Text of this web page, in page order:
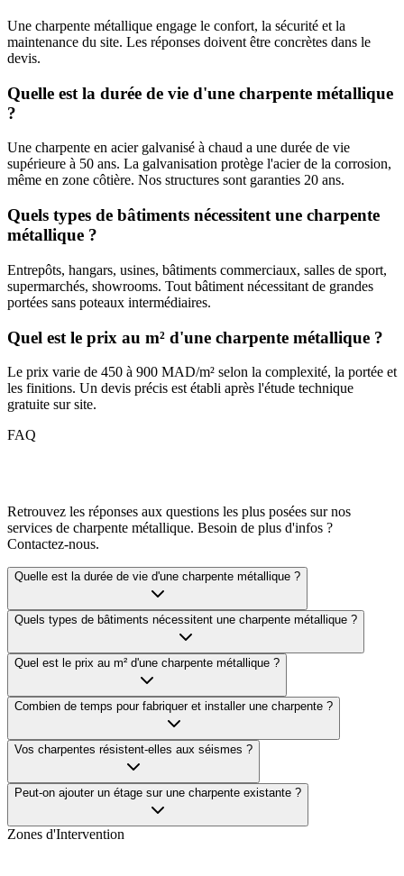
Une charpente métallique engage le confort, la sécurité et la
maintenance du site. Les réponses doivent être concrètes dans le
devis.
Quelle est la durée de vie d'une charpente métallique
?
Une charpente en acier galvanisé à chaud a une durée de vie
supérieure à 50 ans. La galvanisation protège l'acier de la corrosion,
même en zone côtière. Nos structures sont garanties 20 ans.
Quels types de bâtiments nécessitent une charpente
métallique ?
Entrepôts, hangars, usines, bâtiments commerciaux, salles de sport,
supermarchés, showrooms. Tout bâtiment nécessitant de grandes
portées sans poteaux intermédiaires.
Quel est le prix au m² d'une charpente métallique ?
Le prix varie de 450 à 900 MAD/m² selon la complexité, la portée et
les finitions. Un devis précis est établi après l'étude technique
gratuite sur site.
FAQ
Retrouvez les réponses aux questions les plus posées sur nos
services de charpente métallique. Besoin de plus d'infos ?
Contactez-nous.
Quelle est la durée de vie d'une charpente métallique ?
Quels types de bâtiments nécessitent une charpente métallique ?
Quel est le prix au m² d'une charpente métallique ?
Combien de temps pour fabriquer et installer une charpente ?
Vos charpentes résistent-elles aux séismes ?
Peut-on ajouter un étage sur une charpente existante ?
Zones d'Intervention